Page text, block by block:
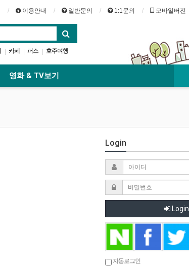
이용안내 일반문의 1:1문의 모바일버전
| 카페 | 퍼스 | 호주여행
영화 & TV보기
Login
Login
자동로그인